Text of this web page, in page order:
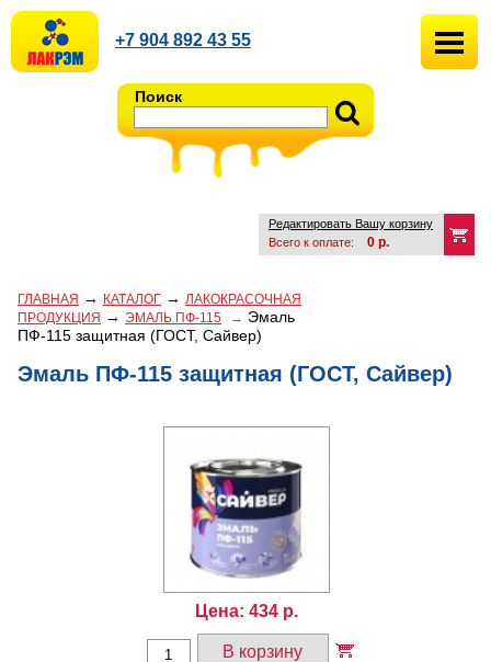
Поиск
+7 904 892 43 55
Редактировать Вашу корзину
Всего к оплате:
0 р.
ГЛАВНАЯ → КАТАЛОГ → ЛАКОКРАСОЧНАЯ
ПРОДУКЦИЯ → ЭМАЛЬ ПФ-115 → Эмаль
ПФ-115 защитная (ГОСТ, Сайвер)
Эмаль ПФ-115 защитная (ГОСТ, Сайвер)
Цена: 434 р.
В корзину